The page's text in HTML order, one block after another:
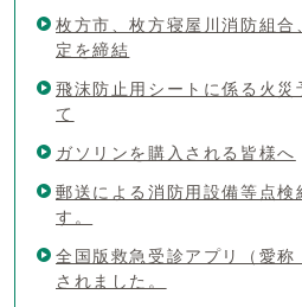
枚方市、枚方寝屋川消防組合
定を締結
飛沫防止用シートに係る火災
て
ガソリンを購入される皆様へ
郵送による消防用設備等点検
す。
全国版救急受診アプリ（愛
されました。